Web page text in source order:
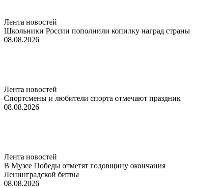
Лента новостей
Школьники России пополнили копилку наград страны
08.08.2026
Лента новостей
Спортсмены и любители спорта отмечают праздник
08.08.2026
Лента новостей
В Музее Победы отметят годовщину окончания
Ленинградской битвы
08.08.2026